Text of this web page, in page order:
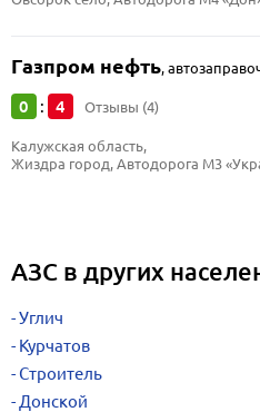
Газпром нефть,
0 : 4 Отзывы (4)
Калужская область,
Жиздра город, Автодорога М3
АЗС в других
Углич
Курчатов
Строитель
Донской